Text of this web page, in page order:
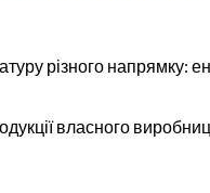
різного напрямку:
власного